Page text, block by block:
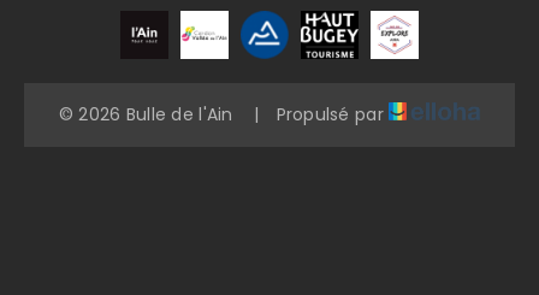
© 2026 Bulle de l'Ain | Propulsé par